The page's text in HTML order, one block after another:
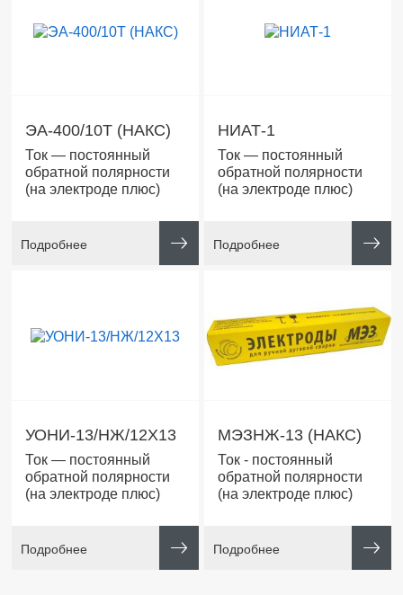
ЭА-400/10T (НАКС)
Ток — постоянный
обратной полярности
(на электроде плюс)
Подробнее
НИАТ-1
Ток — постоянный
обратной полярности
(на электроде плюс)
Подробнее
УОНИ-13/НЖ/12Х13
Ток — постоянный
обратной полярности
(на электроде плюс)
Подробнее
МЭЗНЖ-13 (НАКС)
Ток - постоянный
обратной полярности
(на электроде плюс)
Подробнее